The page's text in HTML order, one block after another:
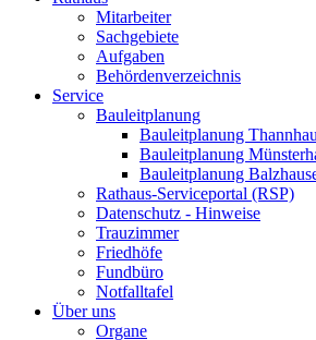
Mitarbeiter
Sachgebiete
Aufgaben
Behördenverzeichnis
Service
Bauleitplanung
Bauleitplanung
Bauleitplanung
Bauleitplanung
Rathaus-Serviceportal (RSP)
Datenschutz - Hinweise
Trauzimmer
Friedhöfe
Fundbüro
Notfalltafel
Über uns
Organe